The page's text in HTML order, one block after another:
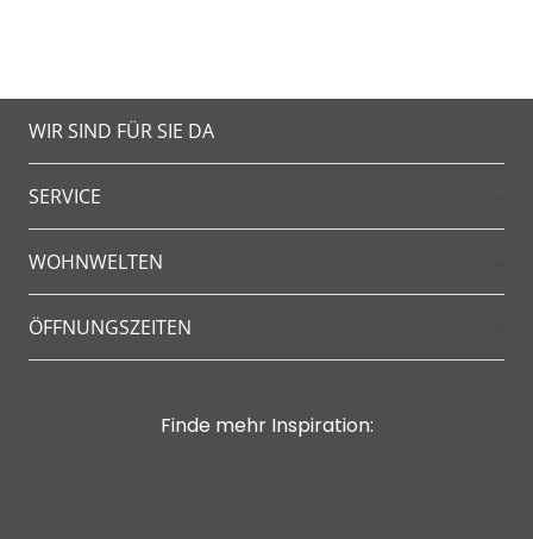
WIR SIND FÜR SIE DA
SERVICE
WOHNWELTEN
ÖFFNUNGSZEITEN
Finde mehr Inspiration: